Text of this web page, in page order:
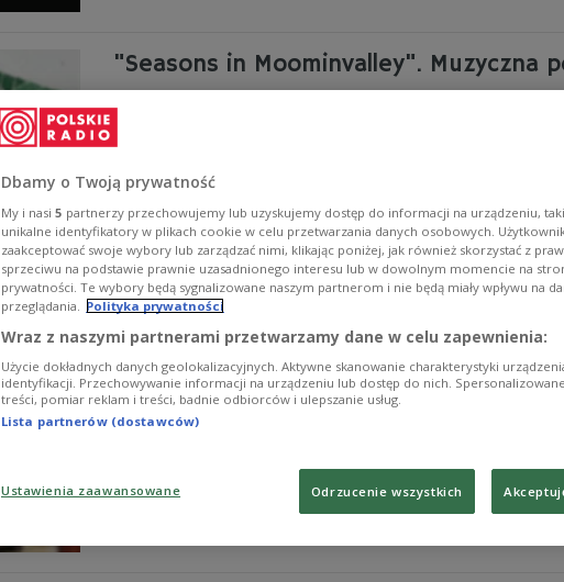
"Seasons in Moominvalley". Muzyczna
Kompozytor i basista Lauri Porra, wnuk Jeana
Jansson. Album "Seasons in Moominvalley" to pełna
roku w Dolinie Muminków, łącząca klasyczną
zdobyć w piątek w konkursie "Płyta na lato".
Zobacz więcej na temat: muzyka klasyczna
Mendelssohn i jego muzyczne echa.
We wtorek w konkursie "Płyta na lato" można było
Sol Gabetty i Bertranda Chamayou. Wiolonczelistka i
Mendelssohna z utworami współczesnych
Widmanna i Francisca Colla. To program ukazujący,
pokolenia artystów i kompozytorów.
Zobacz więcej na temat: muzyka klasyczna
Dbamy o Twoją prywatność
My i nasi 5 partnerzy przechowujemy lub uzyskujemy dostęp do informacji na urządzeniu,
unikalne identyfikatory w plikach cookie w celu przetwarzania danych osobowych.
zaakceptować swoje wybory lub zarządzać nimi, klikając poniżej, jak również skorzystać z
sprzeciwu na podstawie prawnie uzasadnionego interesu lub w dowolnym momencie na
prywatności. Te wybory będą sygnalizowane naszym partnerom i nie będą miały wpływu na
przeglądania. Polityka prywatności
Wraz z naszymi partnerami przetwarzamy dane w celu zapewnienia:
Użycie dokładnych danych geolokalizacyjnych. Aktywne skanowanie charakterystyki
identyfikacji. Przechowywanie informacji na urządzeniu lub dostęp do nich.
treści, pomiar reklam i treści, badnie odbiorców i ulepszanie usług.
Lista partnerów (dostawców)
Ustawienia zaawansowane Odrzucenie wszystkich